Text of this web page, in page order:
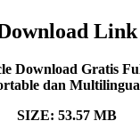
Link
Download Gratis
dan
SIZE: 53.57 MB